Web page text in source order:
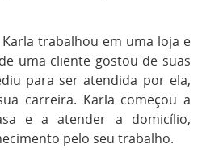
trabalhou em uma loja e
uma cliente gostou de suas
para ser atendida por ela,
carreira. Karla começou a
e a atender a domicílio,
pelo seu trabalho.